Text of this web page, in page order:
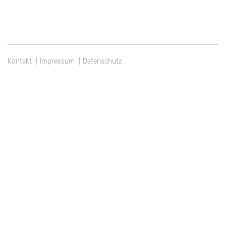
Kontakt Impressum Datenschutz